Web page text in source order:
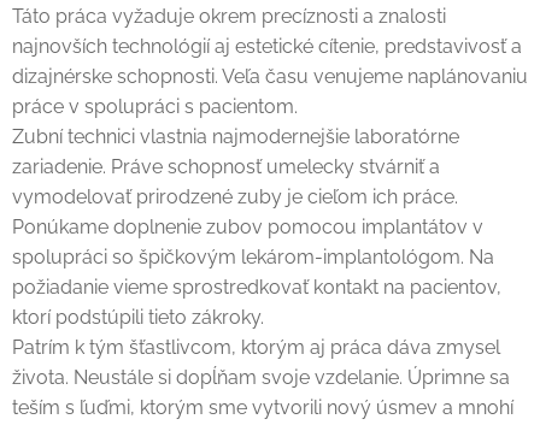
Táto práca vyžaduje okrem precíznosti a znalosti
najnovších technológií aj estetické cítenie, predstavivosť a
dizajnérske schopnosti. Veľa času venujeme naplánovaniu
práce v spolupráci s pacientom.
Zubní technici vlastnia najmodernejšie laboratórne
zariadenie. Práve schopnosť umelecky stvárniť a
vymodelovať prirodzené zuby je cieľom ich práce.
Ponúkame doplnenie zubov pomocou implantátov v
spolupráci so špičkovým lekárom-implantológom. Na
požiadanie vieme sprostredkovať kontakt na pacientov,
ktorí podstúpili tieto zákroky.
Patrím k tým šťastlivcom, ktorým aj práca dáva zmysel
života. Neustále si dopĺňam svoje vzdelanie. Úprimne sa
teším s ľuďmi, ktorým sme vytvorili nový úsmev a mnohí